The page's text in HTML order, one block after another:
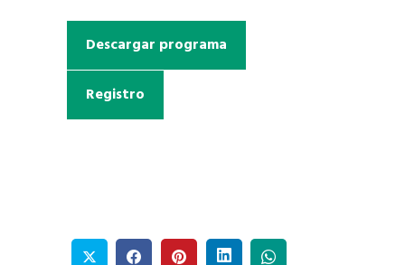
Descargar programa
Registro